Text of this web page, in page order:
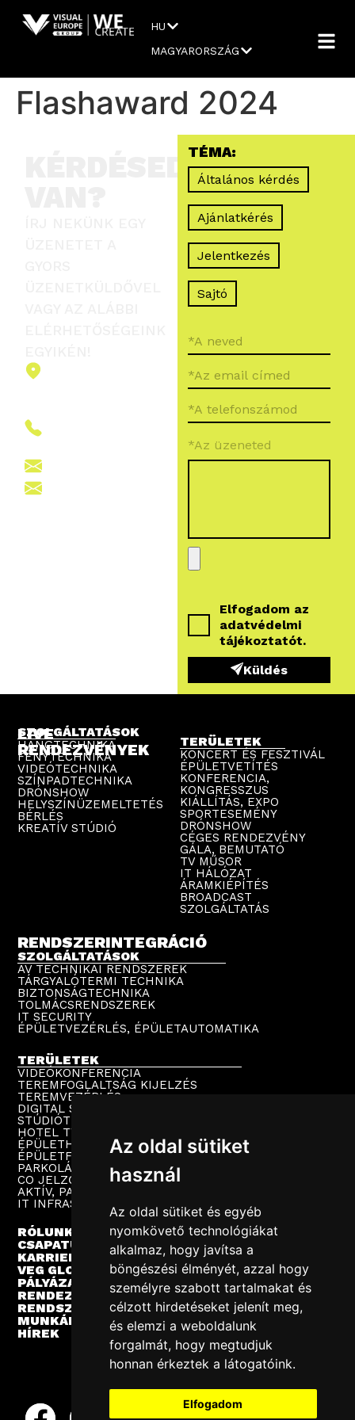
Az oldal sütiket
használ
Az oldal sütiket és egyéb
nyomkövető technológiákat
alkalmaz, hogy javítsa a
böngészési élményét, azzal hogy
személyre szabott tartalmakat és
célzott hirdetéseket jelenít meg,
és elemzi a weboldalunk
forgalmát, hogy megtudjuk
honnan érkeztek a látogatóink.
Elfogadom
HU
MAGYARORSZÁG
Flashaward 2024
TÉMA:
Általános kérdés
Ajánlatkérés
Jelentkezés
Sajtó
*Az üzeneted
Elfogadom az
adatvédelmi
tájékoztatót.
Küldés
LIVE
RENDEZVÉNYEK
SZOLGÁLTATÁSOK
HANGTECHNIKA
FÉNYTECHNIKA
VIDEÓTECHNIKA
SZÍNPADTECHNIKA
DRÓNSHOW
HELYSZÍNÜZEMELTETÉS
BÉRLÉS
KREATÍV STÚDIÓ
TERÜLETEK
KONCERT ÉS FESZTIVÁL
ÉPÜLETVETÍTÉS
KONFERENCIA,
KONGRESSZUS
KIÁLLÍTÁS, EXPO
SPORTESEMÉNY
DRÓNSHOW
CÉGES RENDEZVÉNY
GÁLA, BEMUTATÓ
TV MŰSOR
IT HÁLÓZAT
ÁRAMKIÉPÍTÉS
BROADCAST
SZOLGÁLTATÁS
RENDSZERINTEGRÁCIÓ
SZOLGÁLTATÁSOK
AV TECHNIKAI RENDSZEREK
TÁRGYALÓTERMI TECHNIKA
BIZTONSÁGTECHNIKA
TOLMÁCSRENDSZEREK
IT SECURITY
ÉPÜLETVEZÉRLÉS, ÉPÜLETAUTOMATIKA
TERÜLETEK
VIDEÓKONFERENCIA
TEREMFOGLALTSÁG KIJELZÉS
TEREMVEZÉRLÉS
DIGITAL SIGNAGE
STÚDIÓTECHNIKA
HOTEL TV
ÉPÜLETHANGOSÍTÁS
ÉPÜLETFELÜGYELET
PARKOLÁSTECHNIKA
CO JELZŐRENDSZER
AKTÍV, PASSZÍV HÁLÓZAT
IT INFRASTRUKTÚRA
RÓLUNK
CSAPATUNK
KARRIER
VEG GLOBAL
PÁLYÁZATOK
RENDEZVÉNYEK
RENDSZERINTEGRÁCIÓ
MUNKÁINK
HÍREK